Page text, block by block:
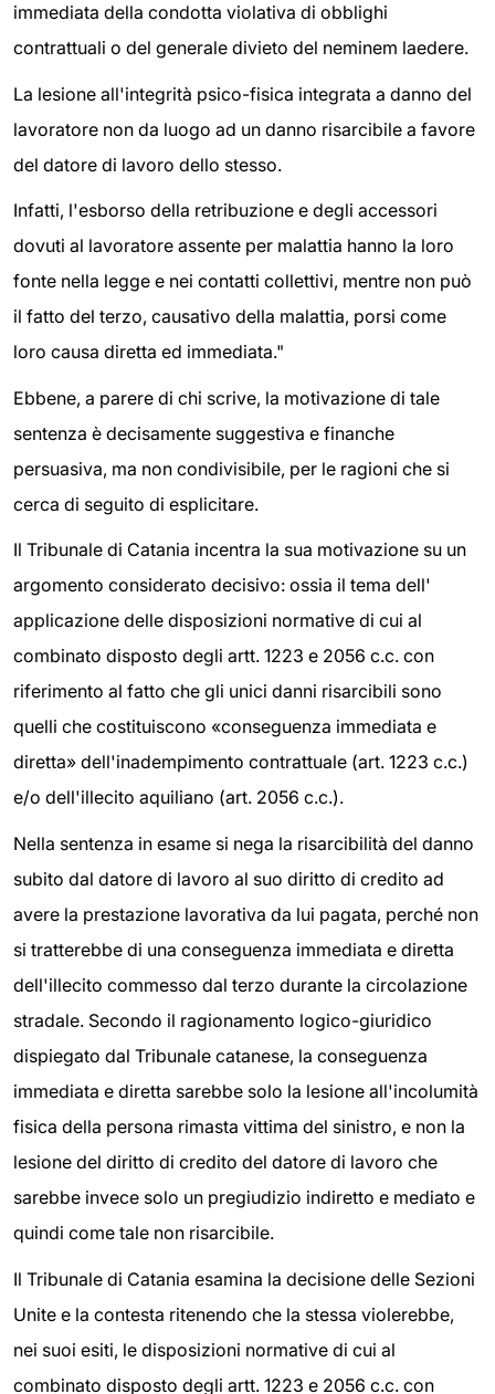
immediata della condotta violativa di obblighi
contrattuali o del generale divieto del neminem laedere.
La lesione all'integrità psico-fisica integrata a danno del
lavoratore non da luogo ad un danno risarcibile a favore
del datore di lavoro dello stesso.
Infatti, l'esborso della retribuzione e degli accessori
dovuti al lavoratore assente per malattia hanno la loro
fonte nella legge e nei contatti collettivi, mentre non può
il fatto del terzo, causativo della malattia, porsi come
loro causa diretta ed immediata."
Ebbene, a parere di chi scrive, la motivazione di tale
sentenza è decisamente suggestiva e finanche
persuasiva, ma non condivisibile, per le ragioni che si
cerca di seguito di esplicitare.
Il Tribunale di Catania incentra la sua motivazione su un
argomento considerato decisivo: ossia il tema dell'
applicazione delle disposizioni normative di cui al
combinato disposto degli artt. 1223 e 2056 c.c. con
riferimento al fatto che gli unici danni risarcibili sono
quelli che costituiscono «conseguenza immediata e
diretta» dell'inadempimento contrattuale (art. 1223 c.c.)
e/o dell'illecito aquiliano (art. 2056 c.c.).
Nella sentenza in esame si nega la risarcibilità del danno
subito dal datore di lavoro al suo diritto di credito ad
avere la prestazione lavorativa da lui pagata, perché non
si tratterebbe di una conseguenza immediata e diretta
dell'illecito commesso dal terzo durante la circolazione
stradale. Secondo il ragionamento logico-giuridico
dispiegato dal Tribunale catanese, la conseguenza
immediata e diretta sarebbe solo la lesione all'incolumità
fisica della persona rimasta vittima del sinistro, e non la
lesione del diritto di credito del datore di lavoro che
sarebbe invece solo un pregiudizio indiretto e mediato e
quindi come tale non risarcibile.
Il Tribunale di Catania esamina la decisione delle Sezioni
Unite e la contesta ritenendo che la stessa violerebbe,
nei suoi esiti, le disposizioni normative di cui al
combinato disposto degli artt. 1223 e 2056 c.c. con